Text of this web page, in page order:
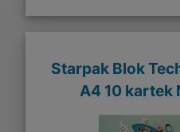
Starpak Blok
A4 10 kartek